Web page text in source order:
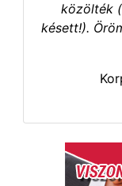
közölték
késett!).